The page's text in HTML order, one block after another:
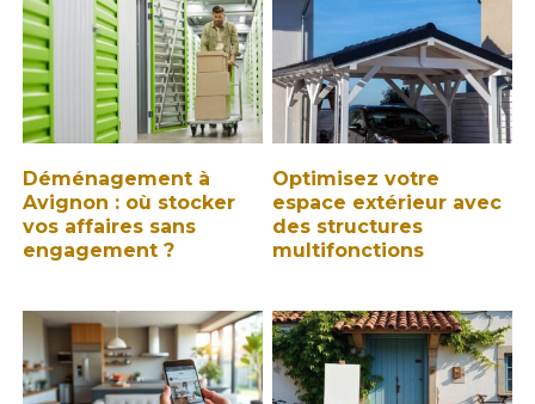
Déménagement à
Avignon : où stocker
vos affaires sans
engagement ?
Optimisez votre
espace extérieur avec
des structures
multifonctions